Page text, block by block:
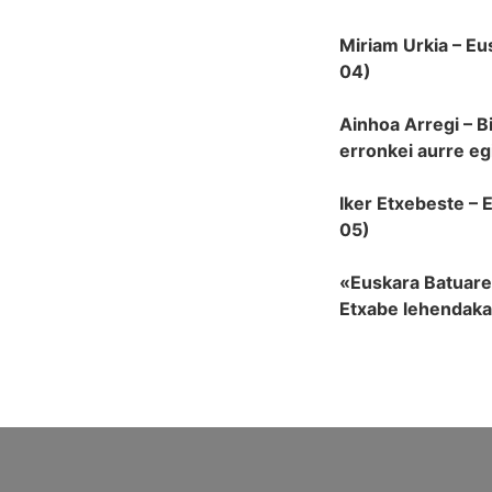
Miriam Urkia –
04)
Ainhoa Arregi –
erronkei aurre
Iker Etxebeste –
05)
«Euskara
Etxabe